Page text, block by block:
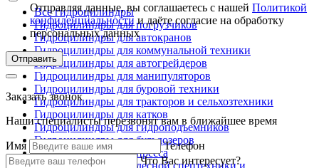
Все гидроцилиндры
Гидроцилиндры для погрузчиков
Гидроцилиндры для автокранов
Гидроцилиндры для коммунальной техники
Гидроцилиндры для автогрейдеров
Гидроцилиндры для манипуляторов
Гидроцилиндры для буровой техники
Гидроцилиндры для тракторов и сельхозтехники
Гидроцилиндры для катков
Гидроцилиндры для гидроподъемников
Гидроцилиндры для бульдозеров
Гидроцилиндры для пресса
Гидроцилиндры для лесной спецтехники и
Отправляя данные, вы соглашаетесь с нашейПолитикой
конфиденциальностии даёте согласие на обработку
персональных данных
Отправить
Заказать звонок
Наши специалисты перезвонят вам в ближайшее время
Имя
Телефон
Что Вас интересует?